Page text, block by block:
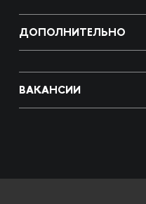
ДОПОЛНИТЕЛЬНО
ВАКАНСИИ